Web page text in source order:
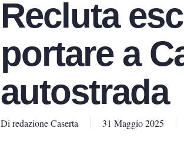
Recluta
portare a
autostrada
Di redazione Caserta 31 Maggio 2025